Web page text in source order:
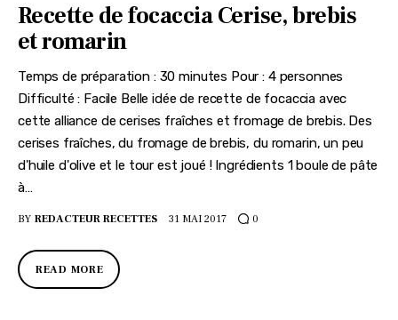
Recette de focaccia Cerise, brebis
et romarin
Temps de préparation : 30 minutes Pour : 4 personnes
Difficulté : Facile Belle idée de recette de focaccia avec
cette alliance de cerises fraîches et fromage de brebis. Des
cerises fraîches, du fromage de brebis, du romarin, un peu
d'huile d'olive et le tour est joué ! Ingrédients 1 boule de pâte
à…
BY REDACTEUR RECETTES 31 MAI 2017 0
READ MORE